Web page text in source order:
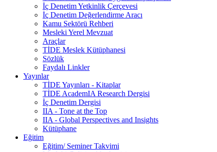
İç Denetim Yetkinlik Çerçevesi
İç Denetim Değerlendirme Aracı
Kamu Sektörü Rehberi
Mesleki Yerel Mevzuat
Araçlar
TİDE Meslek Kütüphanesi
Sözlük
Faydalı Linkler
Yayınlar
TİDE Yayınları - Kitaplar
TİDE AcademIA Research Dergisi
İç Denetim Dergisi
IIA - Tone at the Top
IIA - Global Perspectives and Insights
Kütüphane
Eğitim
Eğitim/ Seminer Takvimi